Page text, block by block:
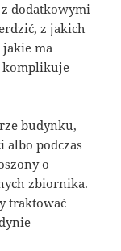
dodatkowymi
z jakich
ma
komplikuje
budynku,
albo podczas
o
zbiornika.
traktować